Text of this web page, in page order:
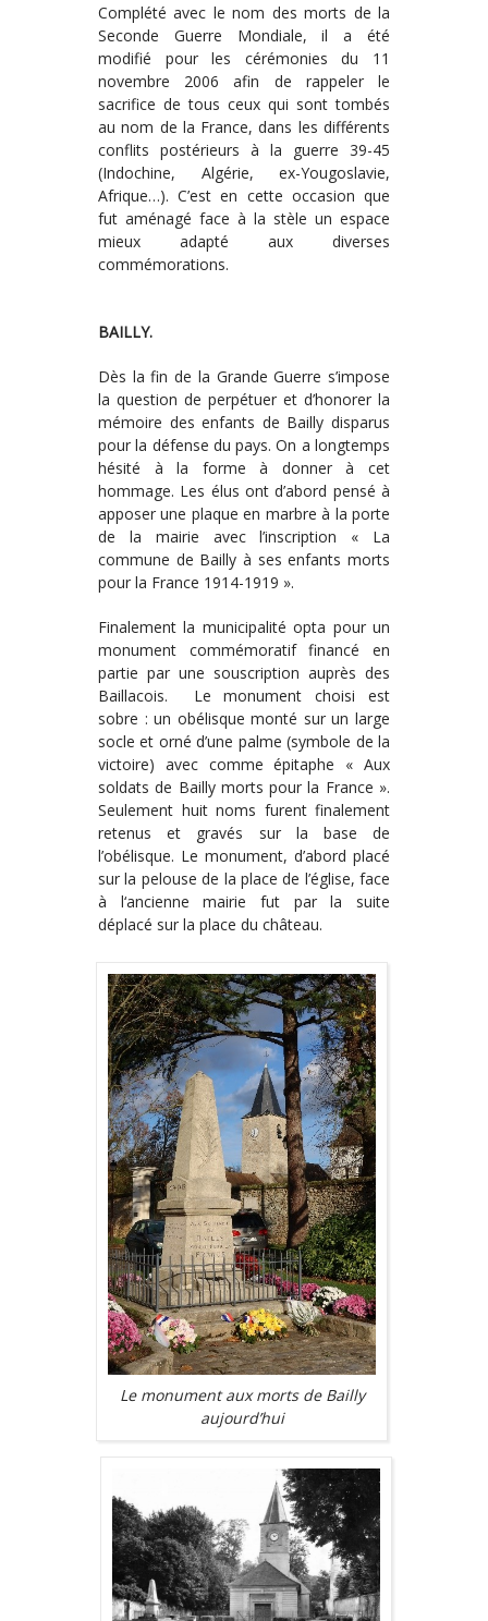
Complété avec le nom des morts de la
Seconde Guerre Mondiale, il a été
modifié pour les cérémonies du 11
novembre 2006 afin de rappeler le
sacrifice de tous ceux qui sont tombés
au nom de la France, dans les différents
conflits postérieurs à la guerre 39-45
(Indochine, Algérie, ex-Yougoslavie,
Afrique…). C’est en cette occasion que
fut aménagé face à la stèle un espace
mieux adapté aux diverses
commémorations.
BAILLY.
Dès la fin de la Grande Guerre s’impose
la question de perpétuer et d’honorer la
mémoire des enfants de Bailly disparus
pour la défense du pays. On a longtemps
hésité à la forme à donner à cet
hommage. Les élus ont d’abord pensé à
apposer une plaque en marbre à la porte
de la mairie avec l’inscription « La
commune de Bailly à ses enfants morts
pour la France 1914-1919 ».
Finalement la municipalité opta pour un
monument commémoratif financé en
partie par une souscription auprès des
Baillacois. Le monument choisi est
sobre : un obélisque monté sur un large
socle et orné d’une palme (symbole de la
victoire) avec comme épitaphe « Aux
soldats de Bailly morts pour la France ».
Seulement huit noms furent finalement
retenus et gravés sur la base de
l’obélisque. Le monument, d’abord placé
sur la pelouse de la place de l’église, face
à l‘ancienne mairie fut par la suite
déplacé sur la place du château.
Le monument aux morts de Bailly
aujourd’hui